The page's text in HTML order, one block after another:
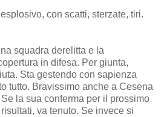
con scatti, sterzate, tiri.
squadra derelitta e la
in difesa. Per giunta,
Sta gestendo con sapienza
tutto. Bravissimo anche a Cesena
la sua conferma per il prossimo
va tenuto. Se invece si